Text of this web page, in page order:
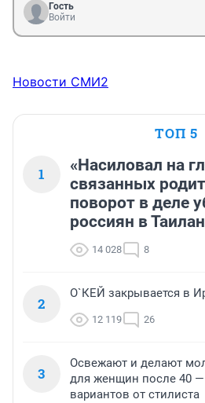
Гость
Войти
Новости СМИ2
ТОП 5
1
«Насиловал на
связанных
поворот в деле
россиян в
14 028 8
2
О`КЕЙ закрывается в
12 119 26
3
Освежают и делают
для женщин после 40
вариантов от стилиста